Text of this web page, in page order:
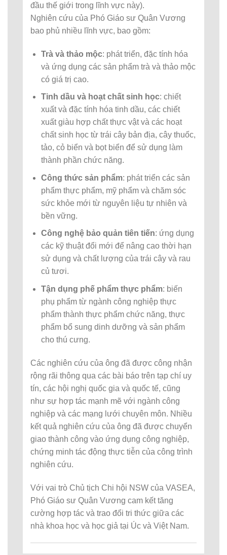
đầu thế giới trong lĩnh vực này).
Nghiên cứu của Phó Giáo sư Quân Vương
bao phủ nhiều lĩnh vực, bao gồm:
Trà và thảo mộc: phát triển, đặc tính hóa
và ứng dụng các sản phẩm trà và thảo mộc
có giá trị cao.
Tinh dầu và hoạt chất sinh học: chiết
xuất và đặc tính hóa tinh dầu, các chiết
xuất giàu hợp chất thực vật và các hoạt
chất sinh học từ trái cây bản địa, cây thuốc,
tảo, cỏ biển và bọt biển để sử dụng làm
thành phần chức năng.
Công thức sản phẩm: phát triển các sản
phẩm thực phẩm, mỹ phẩm và chăm sóc
sức khỏe mới từ nguyên liệu tự nhiên và
bền vững.
Công nghệ bảo quản tiên tiến: ứng dụng
các kỹ thuật đổi mới để nâng cao thời hạn
sử dụng và chất lượng của trái cây và rau
củ tươi.
Tận dụng phế phẩm thực phẩm: biến
phụ phẩm từ ngành công nghiệp thực
phẩm thành thực phẩm chức năng, thực
phẩm bổ sung dinh dưỡng và sản phẩm
cho thú cưng.
Các nghiên cứu của ông đã được công nhận
rộng rãi thông qua các bài báo trên tạp chí uy
tín, các hội nghị quốc gia và quốc tế, cũng
như sự hợp tác mạnh mẽ với ngành công
nghiệp và các mạng lưới chuyên môn. Nhiều
kết quả nghiên cứu của ông đã được chuyển
giao thành công vào ứng dụng công nghiệp,
chứng minh tác động thực tiễn của công trình
nghiên cứu.
Với vai trò Chủ tịch Chi hội NSW của VASEA,
Phó Giáo sư Quân Vương cam kết tăng
cường hợp tác và trao đổi tri thức giữa các
nhà khoa học và học giả tại Úc và Việt Nam.